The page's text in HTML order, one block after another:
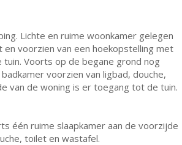
Lichte en ruime woonkamer gelegen
voorzien van een hoekopstelling met
Voorts op de begane grond nog
voorzien van ligbad, douche,
van de woning is er toegang tot de tuin.
één ruime slaapkamer aan de voorzijde
toilet en wastafel.